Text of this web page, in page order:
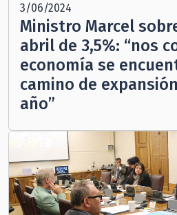
3/06/2024
Ministro Marcel
abril de 3,5%: “nos
economía se
camino de
año”